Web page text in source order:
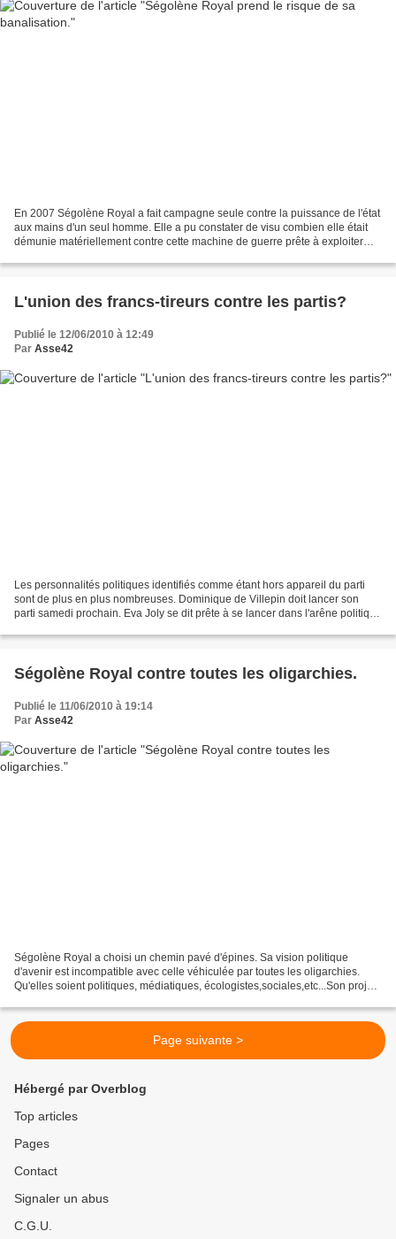
En 2007 Ségolène Royal a fait campagne seule contre la puissance de l'état
aux mains d'un seul homme. Elle a pu constater de visu combien elle était
démunie matériellement contre cette machine de guerre prête à exploiter
L'union des francs-tireurs contre les partis?
Publié le 12/06/2010 à 12:49
Par Asse42
Les personnalités politiques identifiés comme étant hors appareil du parti
sont de plus en plus nombreuses. Dominique de Villepin doit lancer son
parti samedi prochain. Eva Joly se dit prête à se lancer dans l'arêne politique
Ségolène Royal contre toutes les oligarchies.
Publié le 11/06/2010 à 19:14
Par Asse42
Ségolène Royal a choisi un chemin pavé d'épines. Sa vision politique
d'avenir est incompatible avec celle véhiculée par toutes les oligarchies.
Qu'elles soient politiques, médiatiques, écologistes,sociales,etc...Son projet
Page suivante >
Hébergé par Overblog
Top articles
Pages
Contact
Signaler un abus
C.G.U.